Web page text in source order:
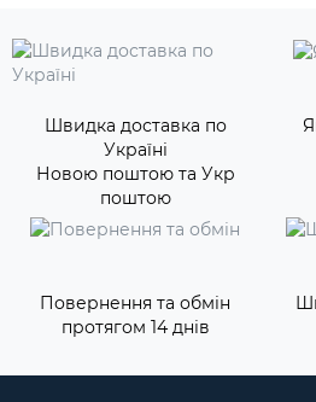
Швидка доставка по
Україні
Новою поштою та Укр
поштою
Повернення та обмін
протягом 14 днів